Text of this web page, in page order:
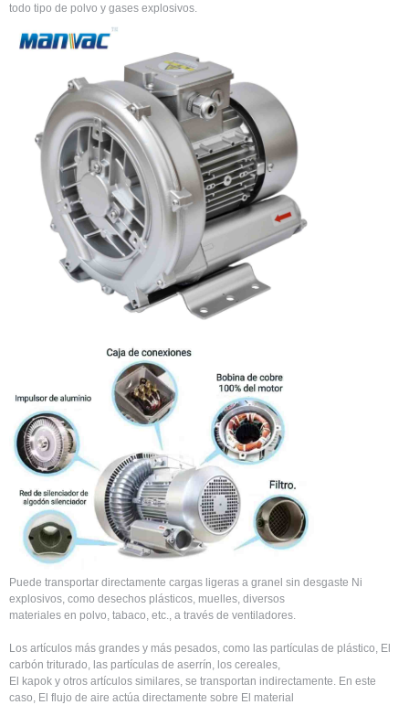
todo tipo de polvo y gases explosivos. ​
Puede transportar directamente cargas ligeras a granel sin desgaste Ni
explosivos, como desechos plásticos, muelles, diversos
materiales en polvo, tabaco, etc., a través de ventiladores.
Los artículos más grandes y más pesados, como las partículas de plástico, El
carbón triturado, las partículas de aserrín, los cereales,
El kapok y otros artículos similares, se transportan indirectamente. En este
caso, El flujo de aire actúa directamente sobre El material